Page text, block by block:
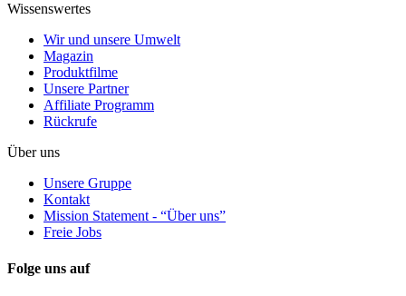
Wissenswertes
Wir und unsere Umwelt
Magazin
Produktfilme
Unsere Partner
Affiliate Programm
Rückrufe
Über uns
Unsere Gruppe
Kontakt
Mission Statement - “Über uns”
Freie Jobs
Folge uns auf